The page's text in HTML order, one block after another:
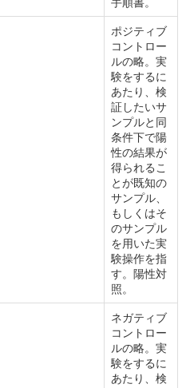
ポジティブ
コントロー
ルの略。実
験をするに
あたり、検
証したいサ
ンプルと同
条件下で陽
性の結果が
得られるこ
とが既知の
サンプル、
もしくはそ
のサンプル
を用いた実
験操作を指
す。陽性対
照。
ネガティブ
コントロー
ルの略。実
験をするに
あたり、検